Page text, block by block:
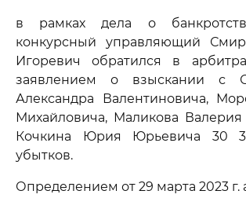
в рамках дела о
конкурсный управляющий
Игоревич обратился в
заявлением о взыскании с
Александра Валентиновича,
Михайловича, Маликова
Кочкина Юрия Юрьевича 30
убытков.
Определением от 29 марта 2023